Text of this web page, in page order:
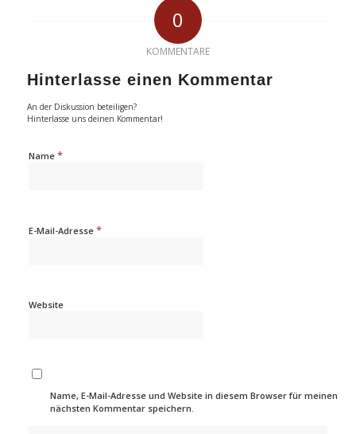
0
KOMMENTARE
Hinterlasse einen Kommentar
An der Diskussion beteiligen?
Hinterlasse uns deinen Kommentar!
Name *
E-Mail-Adresse *
Website
Name, E-Mail-Adresse und Website in diesem Browser für meinen
nächsten Kommentar speichern.